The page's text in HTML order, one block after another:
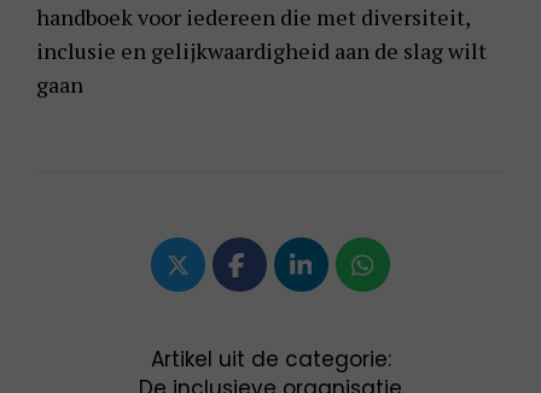
handboek voor iedereen die met diversiteit,
inclusie en gelijkwaardigheid aan de slag wilt
gaan
Artikel uit de categorie: